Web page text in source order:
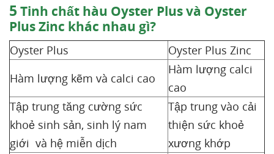
5 Tinh chất hàu Oyster Plus và Oyster
Plus Zinc khác nhau gì?
Oyster Plus
Oyster Plus Zinc
Hàm lượng kẽm và calci cao
Hàm lượng calci
cao
Tập trung tăng cường sức
khoẻ sinh sản, sinh lý nam
giới và hệ miễn dịch
Tập trung vào cải
thiện sức khoẻ
xương khớp